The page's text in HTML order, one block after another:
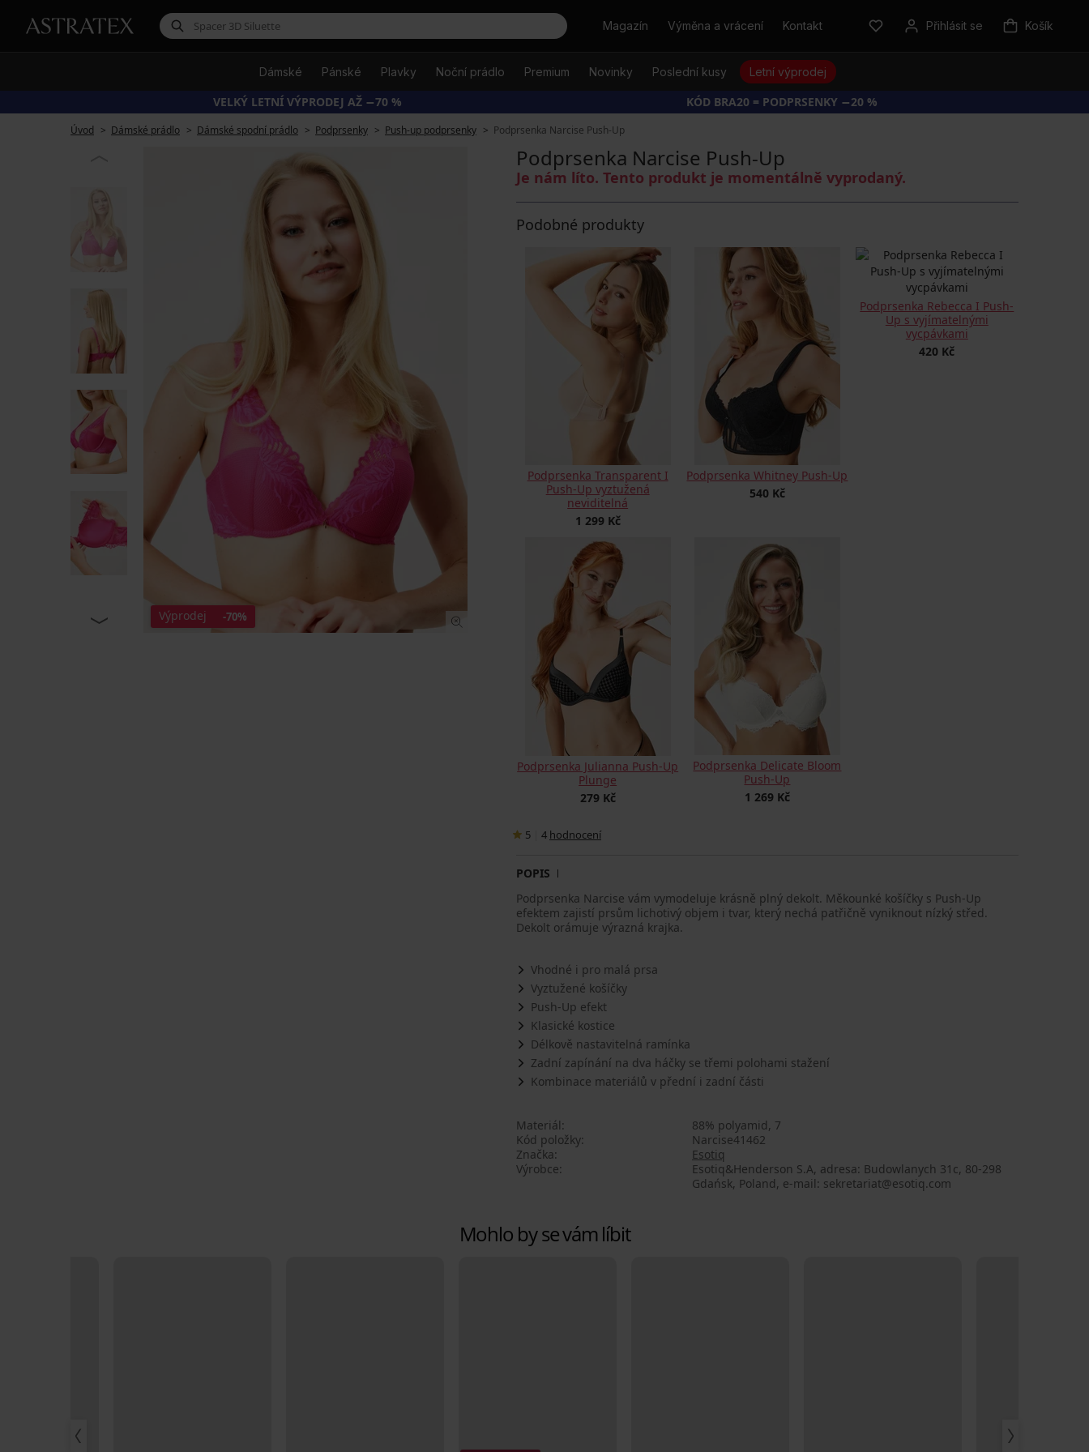
HledatMagazín Výměna a vrácení Kontakt Přihlásit se Košík
Dámské Pánské Plavky Noční prádlo Premium Novinky Poslední kusy Letní výprodej
VELKÝ LETNÍ VÝPRODEJ AŽ −70 % KÓD BRA20 = PODPRSENKY −20 %
Úvod Dámské prádlo Dámské spodní prádlo Podprsenky Push-up podprsenky Podprsenka Narcise Push-Up
Výprodej -70%
Podprsenka Narcise Push-Up
Je nám líto. Tento produkt je momentálně vyprodaný.
Podobné produkty
Podprsenka Transparent I
Push-Up vyztužená
neviditelná
1 299 Kč
Podprsenka Whitney Push-Up
540 Kč
Podprsenka Rebecca I Push-
Up s vyjímatelnými
vycpávkami
420 Kč
Podprsenka Julianna Push-Up
Plunge
279 Kč
Podprsenka Delicate Bloom
Push-Up
1 269 Kč
5 4 hodnocení
POPIS
Podprsenka Narcise vám vymodeluje krásně plný dekolt. Měkounké košíčky s Push-Up
efektem zajistí prsům lichotivý objem i tvar, který nechá patřičně vyniknout nízký střed.
Dekolt orámuje výrazná krajka.
Vhodné i pro malá prsa
Vyztužené košíčky
Push-Up efekt
Klasické kostice
Délkově nastavitelná ramínka
Zadní zapínání na dva háčky se třemi polohami stažení
Kombinace materiálů v přední i zadní části
Materiál
88% polyamid, 7
Kód položky
Narcise41462
Značka
Esotiq
Výrobce
Esotiq&Henderson S.A, adresa: Budowlanych 31c, 80-298
Gdańsk, Poland, e-mail: sekretariat@esotiq.com
Mohlo by se vám líbit